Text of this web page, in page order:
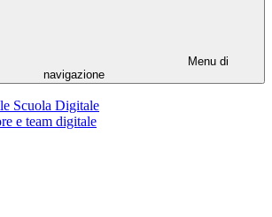
Menu di
navigazione
Scuola Digitale
e team digitale